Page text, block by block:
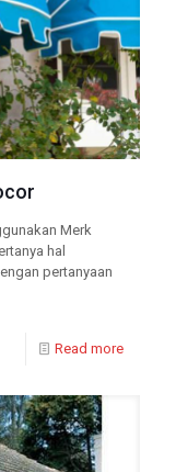
Merk
hal
pertanyaan
Read more